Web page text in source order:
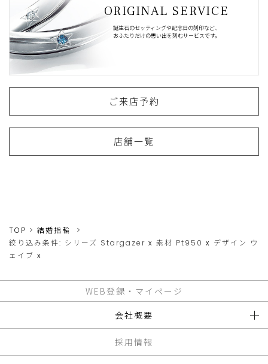
ORIGINAL SERVICE
誕生石のセッティングや記念日の刻印など、
おふたりだけの思い出を刻むサービスです。
ご来店予約
店舗一覧
TOP
結婚指輪
絞り込み条件: シリーズ Stargazer x 素材 Pt950 x デザイン ウ
ェイブ x
WEB登録・マイページ
会社概要
採用情報